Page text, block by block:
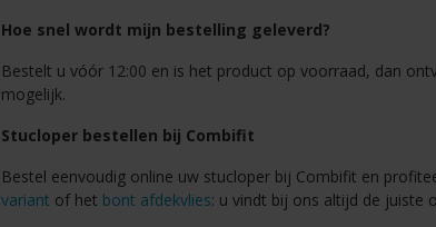
Hoe snel wordt mijn bestelling geleverd?
Bestelt u vóór 12:00 en is het product op voorraad, dan
mogelijk.
Stucloper bestellen bij Combifit
Bestel eenvoudig online uw stucloper bij Combifit en
variant of het bont afdekvlies: u vindt bij ons altijd de juiste